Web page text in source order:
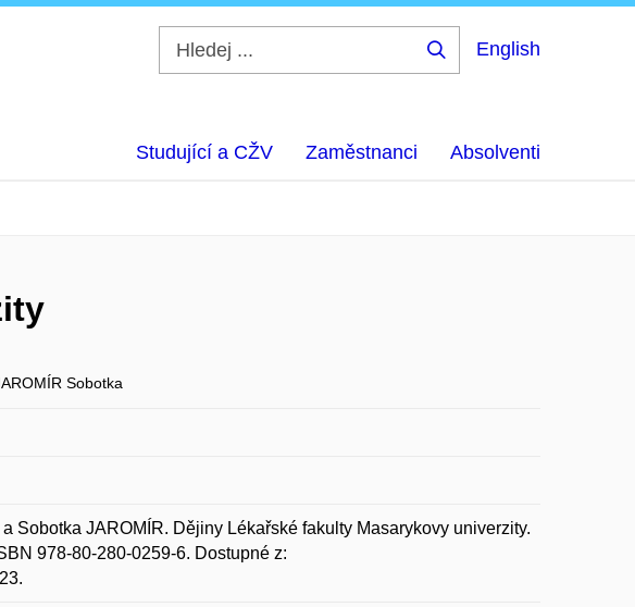
English
Studující a CŽV Zaměstnanci Absolventi
Sobotka
Sobotka JAROMÍR. Dějiny Lékařské fakulty Masarykovy univerzity.
978-80-280-0259-6. Dostupné z: